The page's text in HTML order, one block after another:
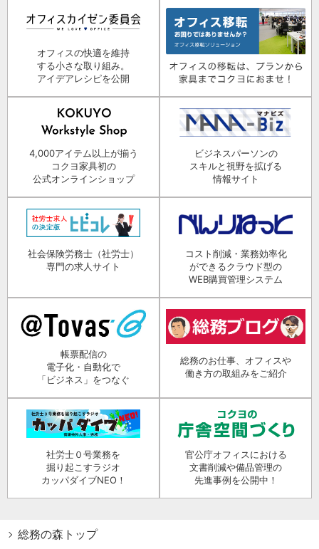
オフィスの快適を維持
する小さな取り組み。
アイデアレシピを公開
4,000アイテム以上が揃う
コクヨ家具初の
公式オンラインショップ
ビジネスパーソンの
スキルと視野を拡げる
情報サイト
社会保険労務士（社労士）
専門の求人サイト
コスト削減・業務効率化
ができるクラウド型の
WEB購買管理システム
帳票配信の
電子化・自動化で
「ビジネス」をつなぐ
総務のお仕事、オフィスや
働き方の取組みをご紹介
社労士０号業務を
掘り起こすラジオ
カッパダイブNEO！
官公庁オフィスにおける
文書削減や備品管理の
先進事例を公開中！
総務の森トップ